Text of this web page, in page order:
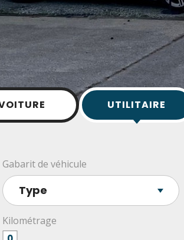
UTILITAIRE
Gabarit de véhicule
Kilométrage